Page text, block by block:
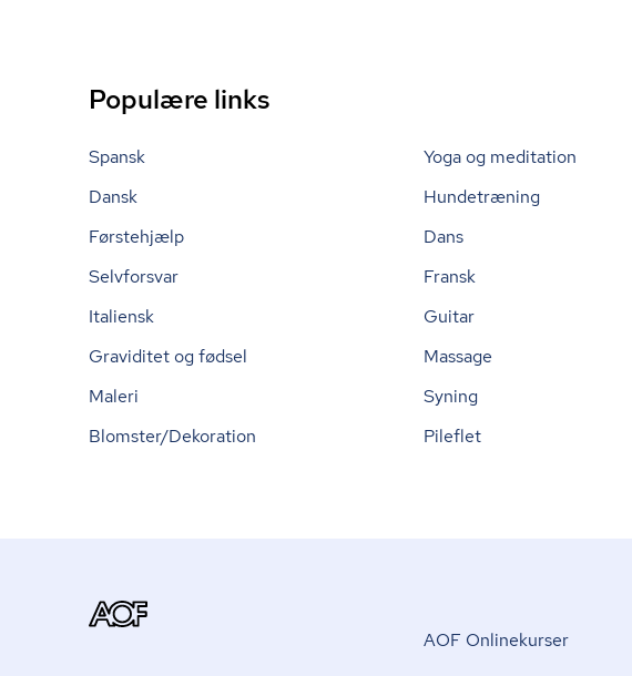
Populære links
Spansk Yoga og meditation
Dansk
Hundetræning
Førstehjælp
Dans
Selvforsvar
Fransk
Italiensk
Guitar
Graviditet og fødsel
Massage
Maleri
Syning
Blomster/Dekoration
Pileflet
AOF Onlinekurser